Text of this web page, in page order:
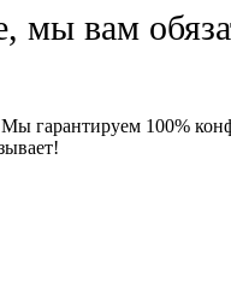
мы вам
гарантируем 100%